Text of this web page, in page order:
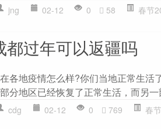
jng 02-12 0 58 春节
都过年可以返疆吗
各地疫情怎么样?你们当地正常生活
分地区已经恢复了正常生活，而另
cdg 02-12 0 769 春